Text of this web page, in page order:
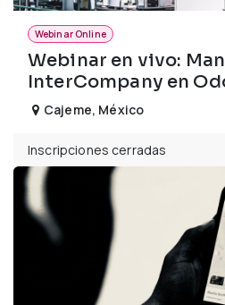
Webinar Online
Webinar en vivo:
InterCompany en
Cajeme, México
Inscripciones cerradas